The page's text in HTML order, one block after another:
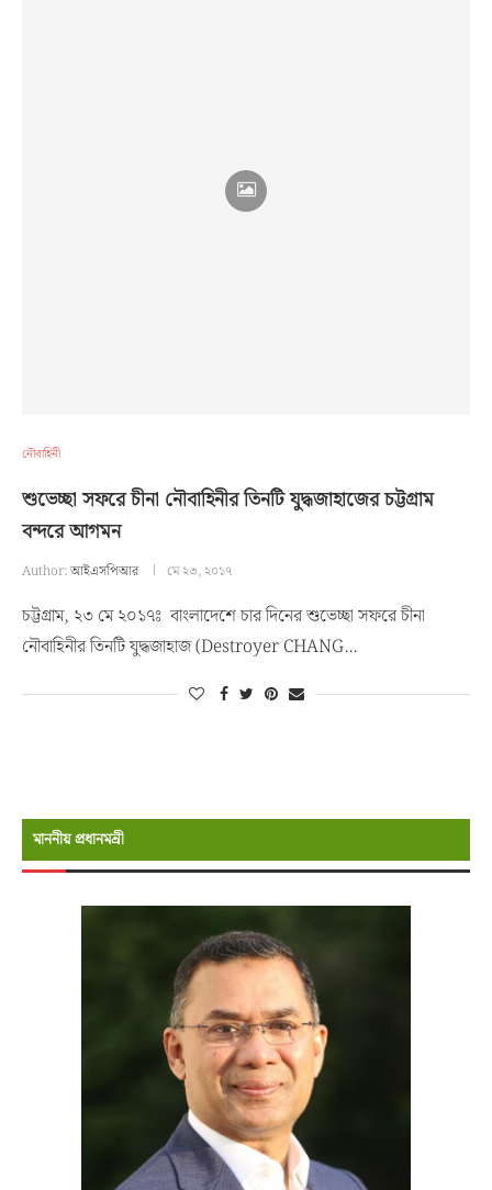
নৌবাহিনী
শুভেচ্ছা সফরে চীনা নৌবাহিনীর তিনটি যুদ্ধজাহাজের চট্টগ্রাম
বন্দরে আগমন
Author:আইএসপিআর মে ২৩, ২০১৭
চট্টগ্রাম, ২৩ মে ২০১৭ঃ বাংলাদেশে চার দিনের শুভেচ্ছা সফরে চীনা
নৌবাহিনীর তিনটি যুদ্ধজাহাজ (Destroyer CHANG…
মাননীয় প্রধানমন্রী